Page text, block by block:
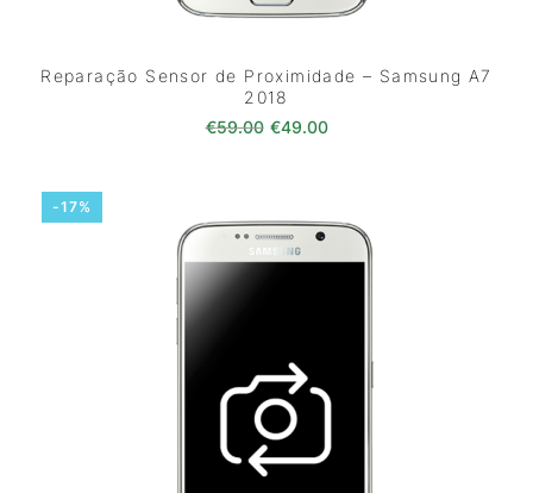
Reparação Sensor de Proximidade – Samsung A7
2018
€59.00 O preço original era: €59.00.
€49.00O preço atual é:
-17%